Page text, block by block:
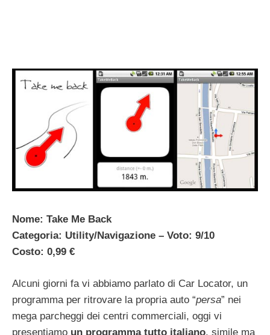
Nome: Take Me Back
Categoria: Utility/Navigazione – Voto: 9/10
Costo: 0,99 €
Alcuni giorni fa vi abbiamo parlato di Car Locator, un
programma per ritrovare la propria auto “persa” nei
mega parcheggi dei centri commerciali, oggi vi
presentiamo un programma tutto italiano, simile ma